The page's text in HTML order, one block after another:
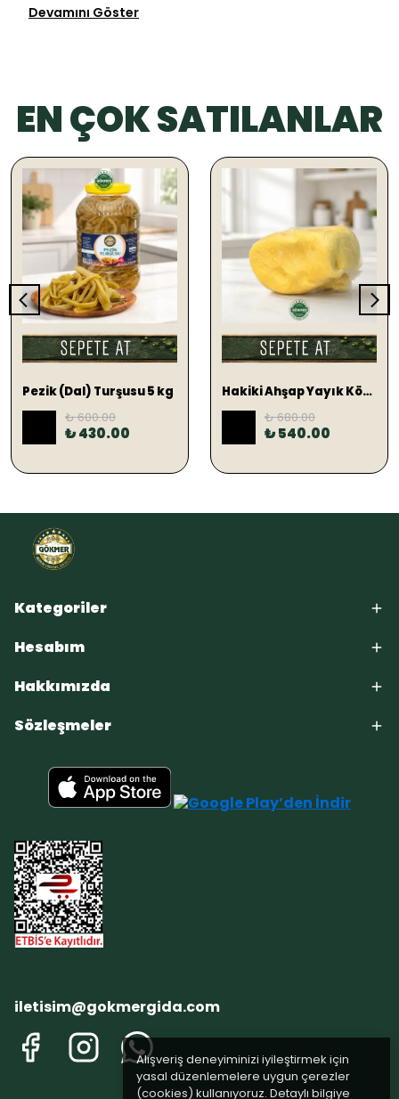
Alışveriş deneyiminizi iyileştirmek için
yasal düzenlemelere uygun çerezler
(cookies) kullanıyoruz. Detaylı bilgiye
Devamını Göster
EN ÇOK SATILANLAR
SEPETE EKLE
Pezik (Dal) Turşusu 5 kg
₺ 600.00
₺ 430.00
SEPETE EKLE
Hakiki Ahşap Yayık Köy Tereyağ 1 KG (TUZLU)
₺ 680.00
₺ 540.00
Kategoriler
Hesabım
Hakkımızda
Sözleşmeler
iletisim@gokmergida.com